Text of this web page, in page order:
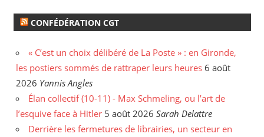
CONFÉDÉRATION CGT
« C’est un choix délibéré de La Poste » : en Gironde,
les postiers sommés de rattraper leurs heures 6 août
2026 Yannis Angles
Élan collectif (10-11) - Max Schmeling, ou l’art de
l’esquive face à Hitler 5 août 2026 Sarah Delattre
Derrière les fermetures de librairies, un secteur en